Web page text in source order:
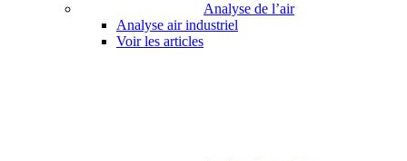
Analyse de l’air
Analyse air industriel
Voir les articles